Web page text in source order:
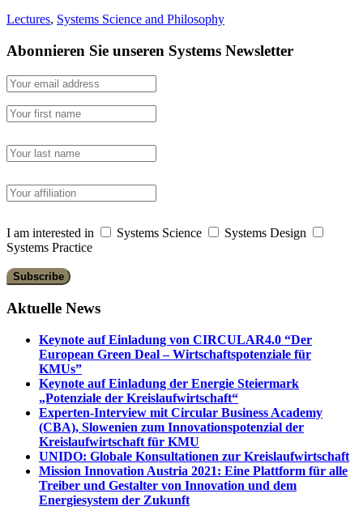
Lectures, Systems Science and Philosophy
Abonnieren Sie unseren Systems Newsletter
I am interested in Systems Science
Systems Design
Systems Practice
Aktuelle News
Keynote auf Einladung von CIRCULAR4.0 “Der
European Green Deal – Wirtschaftspotenziale für
KMUs”
Keynote auf Einladung der Energie Steiermark
„Potenziale der Kreislaufwirtschaft“
Experten-Interview mit Circular Business Academy
(CBA), Slowenien zum Innovationspotenzial der
Kreislaufwirtschaft für KMU
UNIDO: Globale Konsultationen zur Kreislaufwirtschaft
Mission Innovation Austria 2021: Eine Plattform für alle
Treiber und Gestalter von Innovation und dem
Energiesystem der Zukunft